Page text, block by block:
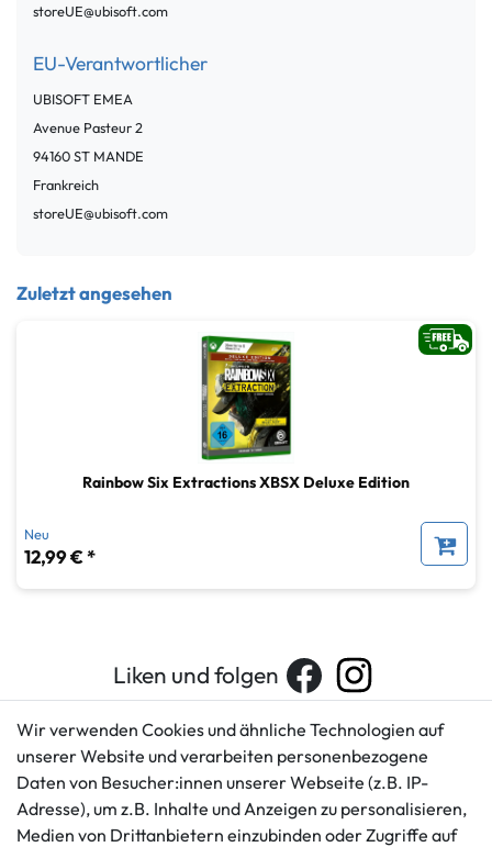
storeUE@ubisoft.com
EU-Verantwortlicher
UBISOFT EMEA
Avenue Pasteur2
94160ST MANDE
Frankreich
storeUE@ubisoft.com
Zuletzt angesehen
Rainbow Six Extractions XBSX Deluxe Edition
Neu
12,99 € *
Liken und folgen
Kundenservice
+49 421 596586
Mo. - Fr. 9 - 16 Uhr
Rechtliches
AGB
Impressum
Wir verwenden Cookies und ähnliche Technologien auf
unserer Website und verarbeiten personenbezogene
Daten von Besucher:innen unserer Webseite (z.B. IP-
Adresse), um z.B. Inhalte und Anzeigen zu personalisieren,
Medien von Drittanbietern einzubinden oder Zugriffe auf